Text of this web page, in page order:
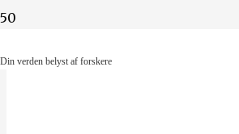
Din verden belyst af forskere